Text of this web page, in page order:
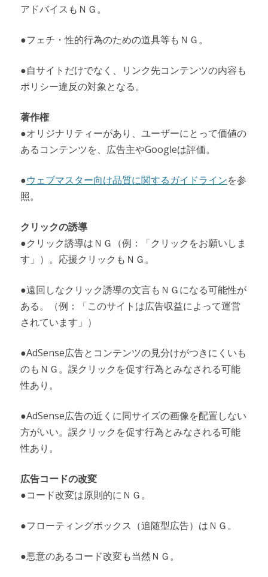
アドバイスもＮＧ。
●フェチ・性的行為のための道具等もＮＧ。
●自サイトだけでなく、リンク先コンテンツの内容も
ポリシー違反の対象となる。
著作権
●オリジナリティーがあり、ユーザーにとって価値の
あるコンテンツを、広告主やGoogleは評価。
●ウェブマスター向け品質に関するガイドラインを参
照。
クリックの誘導
●クリック誘導はＮＧ（例：「クリックをお願いしま
す」）。応援クリックもＮＧ。
●遠回しなクリック誘導の文言もＮＧになる可能性が
ある。（例：「このサイトは広告収益によって運営
されています」）
●AdSense広告とコンテンツの見分けがつきにくいも
のもＮＧ。誤クリックを促す行為とみなされる可能
性あり。
●AdSense広告の近くに同サイズの画像を配置しない
方がいい。誤クリックを促す行為とみなされる可能
性あり。
広告コードの改変
●コード改変は原則的にＮＧ。
●フローティングボックス（追随型広告）はＮＧ。
●悪意のあるコード改変も当然ＮＧ。